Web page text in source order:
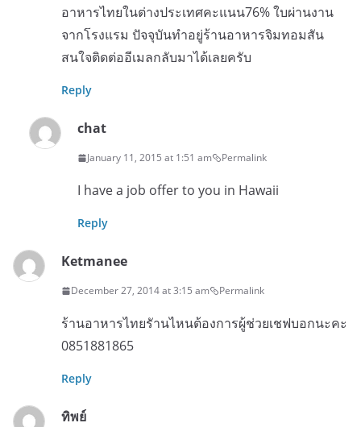
อาหารไทยในต่างประเทศคะแนน76% ใบผ่านงาน
จากโรงแรม ปัจจุบันทำอยู่ร้านอาหารจิมทอมสัน
สนใจติดต่ออีเมลกลับมาได้เลยครับ
Reply
chat
January 11, 2015 at 1:51 am Permalink
I have a job offer to you in Hawaii
Reply
Ketmanee
December 27, 2014 at 3:15 am Permalink
ร้านอาหารไทยรัานไหนต้องการผู้ช่วยเชฟบอกนะคะ
0851881865
Reply
ทิพย์